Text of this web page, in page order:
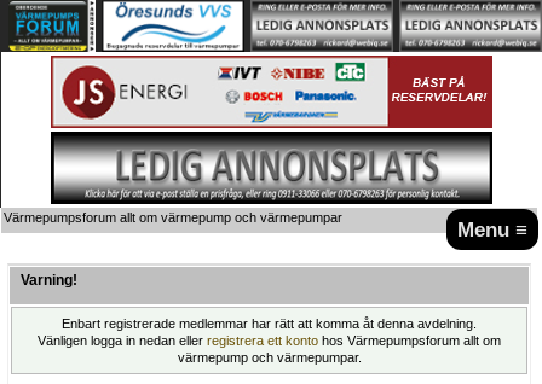
Menu ≡
Värmepumpsforum allt om värmepump och värmepumpar
Varning!
Enbart registrerade medlemmar har rätt att komma åt denna avdelning.
Vänligen logga in nedan eller registrera ett konto hos Värmepumpsforum allt om
värmepump och värmepumpar.